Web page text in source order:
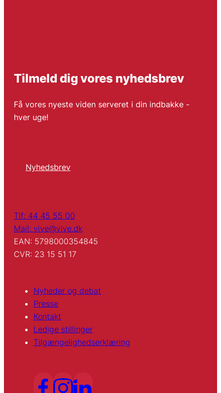
Tilmeld dig vores nyhedsbrev
Få vores nyeste viden serveret i din indbakke -
hver uge!
Nyhedsbrev
Tlf: 44 45 55 00
Mail: vive@vive.dk
EAN: 5798000354845
CVR: 23 15 51 17
Nyheder og debat
Presse
Kontakt
Ledige stillinger
Tilgængelighedserklæring